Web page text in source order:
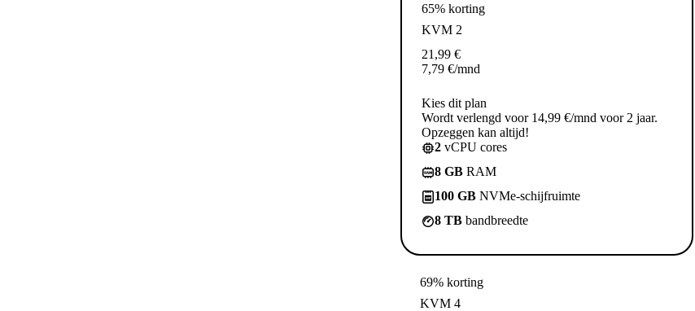
65% korting
KVM 2
21,99 €
7,79 €/mnd
Kies dit plan
Wordt verlengd voor 14,99 €/mnd voor 2 jaar.
Opzeggen kan altijd!
2 vCPU cores
8 GB RAM
100 GB NVMe-schijfruimte
8 TB bandbreedte
69% korting
KVM 4